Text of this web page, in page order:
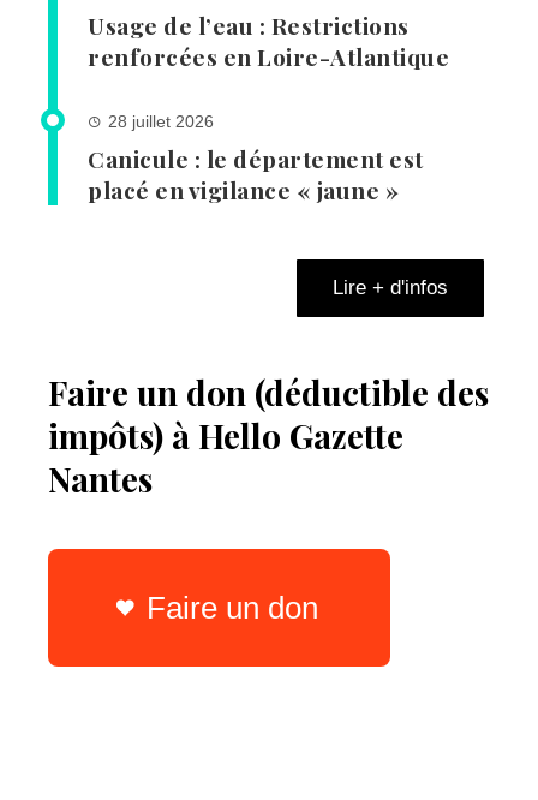
Usage de l’eau : Restrictions
renforcées en Loire-Atlantique
28 juillet 2026
Canicule : le département est
placé en vigilance « jaune »
Lire + d'infos
Faire un don (déductible des
impôts) à Hello Gazette
Nantes
Faire un don